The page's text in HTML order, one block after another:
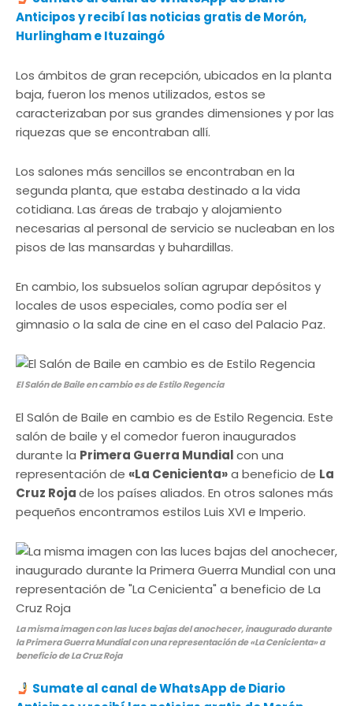
Anticipos y recibí las noticias gratis de Morón,
Hurlingham e Ituzaingó
Los ámbitos de gran recepción, ubicados en la planta
baja, fueron los menos utilizados, estos se
caracterizaban por sus grandes dimensiones y por las
riquezas que se encontraban allí.
Los salones más sencillos se encontraban en la
segunda planta, que estaba destinado a la vida
cotidiana. Las áreas de trabajo y alojamiento
necesarias al personal de servicio se nucleaban en los
pisos de las mansardas y buhardillas.
En cambio, los subsuelos solían agrupar depósitos y
locales de usos especiales, como podía ser el
gimnasio o la sala de cine en el caso del Palacio Paz.
El Salón de Baile en cambio es de Estilo Regencia
El Salón de Baile en cambio es de Estilo Regencia. Este
salón de baile y el comedor fueron inaugurados
durante la Primera Guerra Mundialcon una
representación de «La Cenicienta»a beneficio de La
Cruz Rojade los países aliados. En otros salones más
pequeños encontramos estilos Luis XVI e Imperio.
La misma imagen con las luces bajas del anochecer, inaugurado durante
la Primera Guerra Mundial con una representación de «La Cenicienta» a
beneficio de La Cruz Roja
Sumate al canal de WhatsApp de Diario